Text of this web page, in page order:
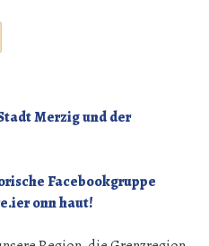
Merzig und der
Facebookgruppe
onn haut!